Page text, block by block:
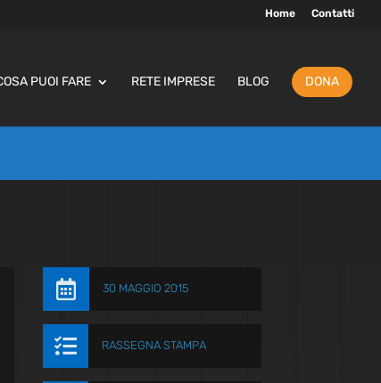
Home Contatti
PUOI FARE RETE IMPRESE BLOG DONA
 30 MAGGIO 2015
 RASSEGNA STAMPA